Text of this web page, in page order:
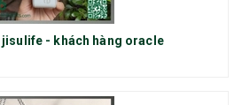
jisulife - khách hàng oracle